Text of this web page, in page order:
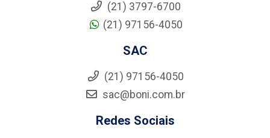
(21) 3797-6700
(21) 97156-4050
SAC
(21) 97156-4050
sac@boni.com.br
Redes Sociais